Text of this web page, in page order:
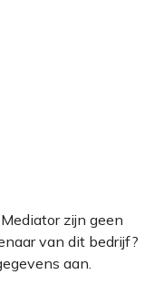
zijn geen
van dit bedrijf?
aan.